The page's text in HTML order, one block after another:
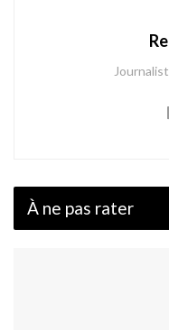
À ne pas rater